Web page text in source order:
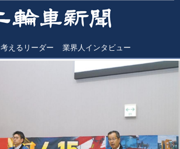
考えるリーダー 業界人インタビュー